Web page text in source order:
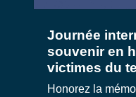
Journée
souvenir en
victimes du
Honorez la